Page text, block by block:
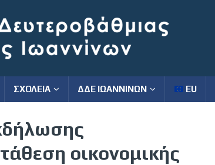
ΣΧΟΛΕΙΑ ΔΔΕ ΙΩΑΝΝΙΝΩΝ EU
οικονομικής